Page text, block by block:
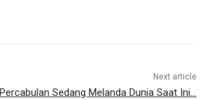
Next article
Percabulan Sedang Melanda Dunia Saat Ini…